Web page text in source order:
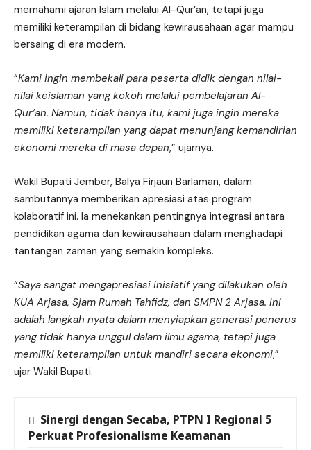
memahami ajaran Islam melalui Al-Qur’an, tetapi juga
memiliki keterampilan di bidang kewirausahaan agar mampu
bersaing di era modern.
“Kami ingin membekali para peserta didik dengan nilai-
nilai keislaman yang kokoh melalui pembelajaran Al-
Qur’an. Namun, tidak hanya itu, kami juga ingin mereka
memiliki keterampilan yang dapat menunjang kemandirian
ekonomi mereka di masa depan,” ujarnya.
Wakil Bupati Jember, Balya Firjaun Barlaman, dalam
sambutannya memberikan apresiasi atas program
kolaboratif ini. Ia menekankan pentingnya integrasi antara
pendidikan agama dan kewirausahaan dalam menghadapi
tantangan zaman yang semakin kompleks.
“Saya sangat mengapresiasi inisiatif yang dilakukan oleh
KUA Arjasa, Sjam Rumah Tahfidz, dan SMPN 2 Arjasa. Ini
adalah langkah nyata dalam menyiapkan generasi penerus
yang tidak hanya unggul dalam ilmu agama, tetapi juga
memiliki keterampilan untuk mandiri secara ekonomi,”
ujar Wakil Bupati.
Sinergi dengan Secaba, PTPN I Regional 5
Perkuat Profesionalisme Keamanan